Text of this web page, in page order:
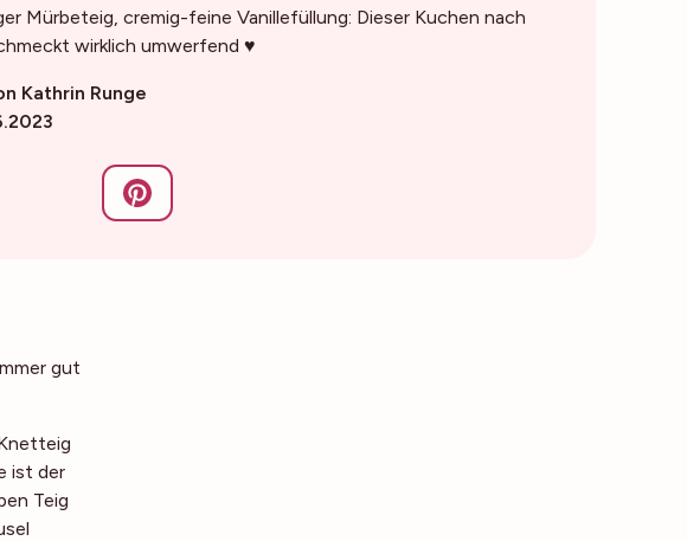
Mürbeteig, cremig-feine Vanillefüllung: Dieser Kuchen nach
wirklich umwerfend ♥
Kathrin Runge
gut
ist der
Teig